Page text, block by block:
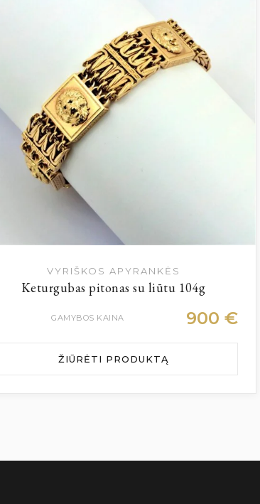
VYRIŠKOS APYRANKĖS
Keturgubas pitonas su liūtu 104g
GAMYBOS KAINA 900 €
ŽIŪRĖTI PRODUKTĄ